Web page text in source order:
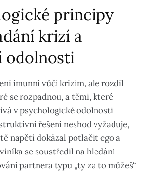
principy
krizí a
odolnosti
imunní vůči krizím, ale rozdíl
se rozpadnou, a těmi, které
v psychologické odolnosti
řešení neshod vyžaduje,
napětí dokázal potlačit ego a
se soustředil na hledání
partnera typu „ty za to můžeš“